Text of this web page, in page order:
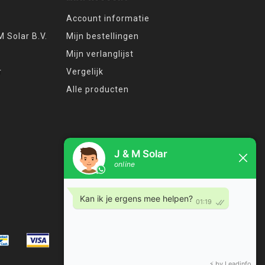
Solar B.V.
Account informatie
Mijn bestellingen
Mijn verlanglijst
Vergelijk
Alle producten